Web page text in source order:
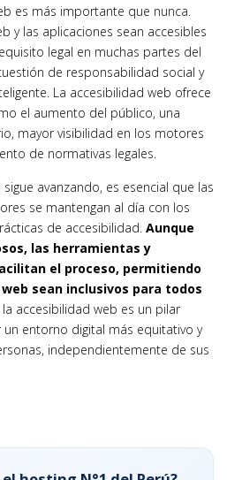
es más importante que nunca.
y las aplicaciones sean accesibles
legal en muchas partes del
de responsabilidad social y
La accesibilidad web ofrece
el aumento del público, una
mayor visibilidad en los motores
de normativas legales.
avanzando, es esencial que las
se mantengan al día con los
de accesibilidad. Aunque
las herramientas y
el proceso, permitiendo
sean inclusivos para todos
la accesibilidad web es un pilar
entorno digital más equitativo y
independientemente de sus